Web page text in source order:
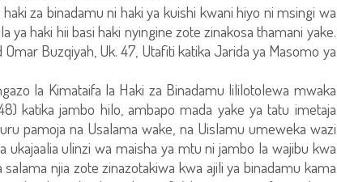
za binadamu ni haki ya kuishi kwani hiyo ni msingi wa
ya haki hii basi haki nyingine zote zinakosa thamani yake.
Buzqiyah, Uk. 47, Utafiti katika Jarida ya Masomo ya
la Kimataifa la Haki za Binadamu lililotolewa mwaka
katika jambo hilo, ambapo mada yake ya tatu imetaja
pamoja na Usalama wake, na Uislamu umeweka wazi
ukajaalia ulinzi wa maisha ya mtu ni jambo la wajibu kwa
njia zote zinazotakiwa kwa ajili ya binadamu kama